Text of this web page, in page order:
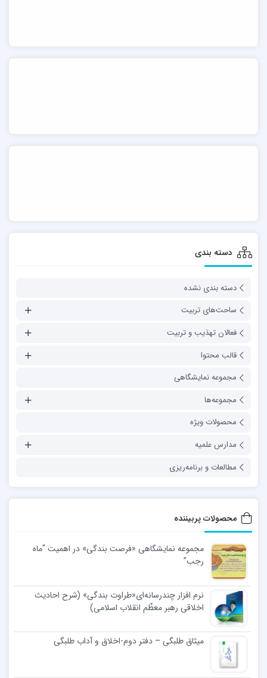
دسته بندی
دسته بندی نشده
ساحت‌های تربیت
فعالان تهذیب و تربیت
قالب محتوا
مجموعه نمایشگاهی
مجموعه‌ها
محصولات ویژه
مدارس علمیه
مطالعات و برنامه‌ریزی
محصولات پربیننده
مجموعه نمایشگاهی «فرصت بندگی» در اهمیت “ماه
رجب”
نرم افزار چندرسانه‌ای«طراوت بندگی» (شرح احادیث
اخلاقی رهبر معظّم انقلاب اسلامی)
میثاق طلبگی – دفتر دوم-اخلاق و آداب طلبگی